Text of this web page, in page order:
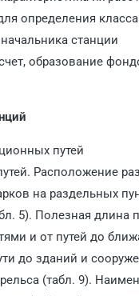
определения
станции
образование
путей
Расположение
на раздельных
5). Полезная длина
и от путей до
до зданий и
(табл. 9).